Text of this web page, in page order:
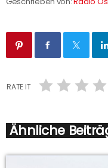
RATE IT
Ähnliche